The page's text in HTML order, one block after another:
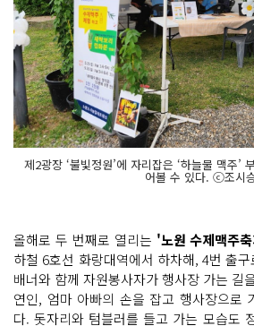
제2광장 ‘불빛정원’에 자리잡은 ‘하늘물 맥주’
어볼 수 있다. ⓒ조시
올해로 두 번째로 열리는 '노원 수제맥주
하철 6호선 화랑대역에서 하차해, 4번 출
배너와 함께 자원봉사자가 행사장 가는 길
연인, 엄마 아빠의 손을 잡고 행사장으로
다. 돗자리와 텀블러를 들고 가는 모습도